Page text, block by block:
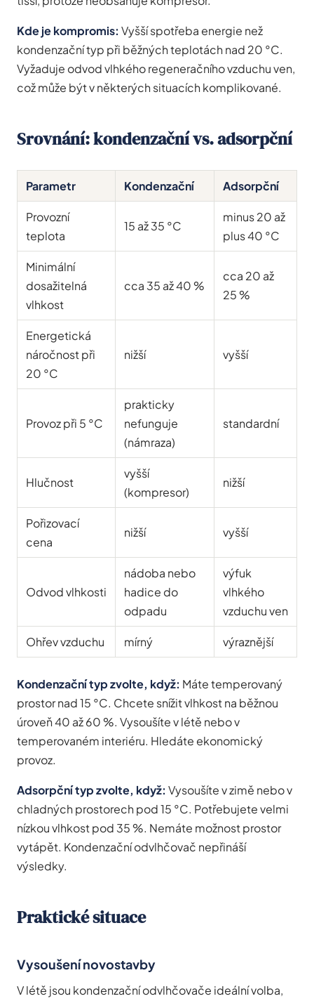
Kde je kompromis: Vyšší spotřeba energie než
kondenzační typ při běžných teplotách nad 20 °C.
Vyžaduje odvod vlhkého regeneračního vzduchu ven,
což může být v některých situacích komplikované.
Srovnání: kondenzační vs. adsorpční
Parametr Kondenzační Adsorpční
Provozní
teplota
15 až 35 °C
minus 20 až
plus 40 °C
Minimální
dosažitelná
vlhkost
cca 35 až 40 %
cca 20 až
25 %
Energetická
náročnost při
20 °C
nižší vyšší
Provoz při 5 °C
prakticky
nefunguje
(námraza)
standardní
Hlučnost
vyšší
(kompresor)
nižší
Pořizovací
cena
nižší vyšší
Odvod vlhkosti
nádoba nebo
hadice do
odpadu
výfuk
vlhkého
vzduchu ven
Ohřev vzduchu mírný výraznější
Kondenzační typ zvolte, když: Máte temperovaný
prostor nad 15 °C. Chcete snížit vlhkost na běžnou
úroveň 40 až 60 %. Vysoušíte v létě nebo v
temperovaném interiéru. Hledáte ekonomický
provoz.
Adsorpční typ zvolte, když: Vysoušíte v zimě nebo v
chladných prostorech pod 15 °C. Potřebujete velmi
nízkou vlhkost pod 35 %. Nemáte možnost prostor
vytápět. Kondenzační odvlhčovač nepřináší
výsledky.
Praktické situace
Vysoušení novostavby
V létě jsou kondenzační odvlhčovače ideální volba,